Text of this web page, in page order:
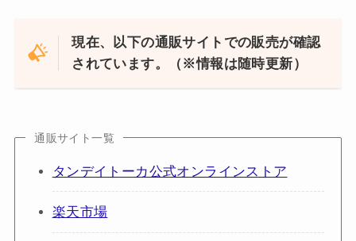
現在、以下の通販サイトでの販売が確認
されています。（※情報は随時更新）
通販サイト一覧
タンデイトーカ公式オンラインストア
楽天市場